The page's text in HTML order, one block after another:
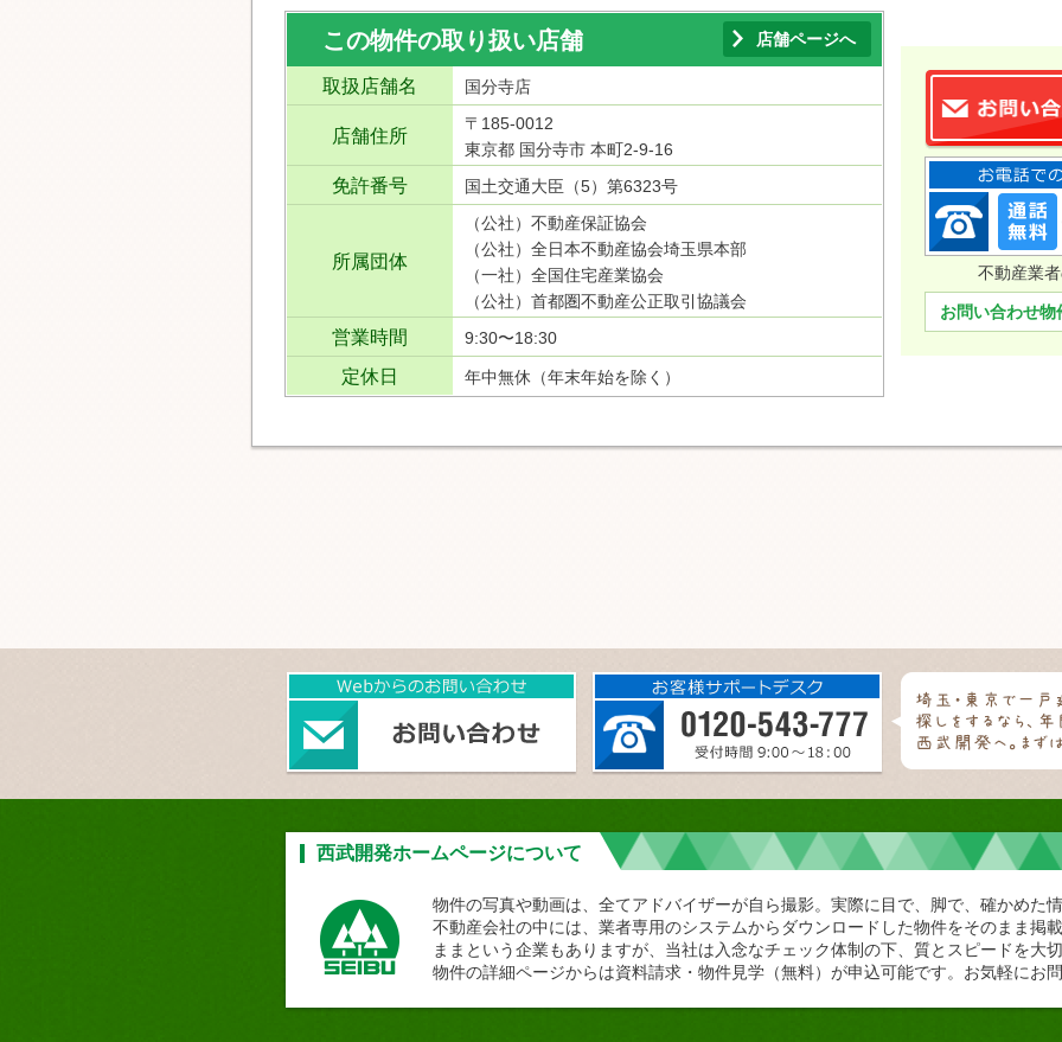
この物件の取り扱い店舗 店舗ページへ
取扱店舗名 国分寺店
店舗住所
〒185-0012
東京都 国分寺市 本町2-9-16
免許番号 国土交通大臣（5）第6323号
所属団体
（公社）不動産保証協会
（公社）全日本不動産協会埼玉県本部
（一社）全国住宅産業協会
（公社）首都圏不動産公正取引協議会
営業時間 9:30〜18:30
定休日 年中無休（年末年始を除く）
不動産業
お問い合わせ物
西武開発ホームページについて
物件の写真や動画は、全てアドバイザーが自ら撮影。実際に目で、脚で、確かめた
不動産会社の中には、業者専用のシステムからダウンロードした物件をそのまま掲
ままという企業もありますが、当社は入念なチェック体制の下、質とスピードを大
物件の詳細ページからは資料請求・物件見学（無料）が申込可能です。お気軽にお